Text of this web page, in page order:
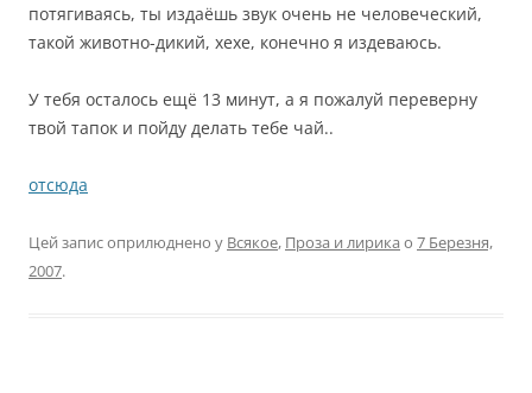
потягиваясь, ты издаёшь звук очень не человеческий,
такой животно-дикий, хехе, конечно я издеваюсь.
У тебя осталось ещё 13 минут, а я пожалуй переверну
твой тапок и пойду делать тебе чай..
отсюда
Цей запис оприлюднено у Всякое, Проза и лирика о 7 Березня,
2007.